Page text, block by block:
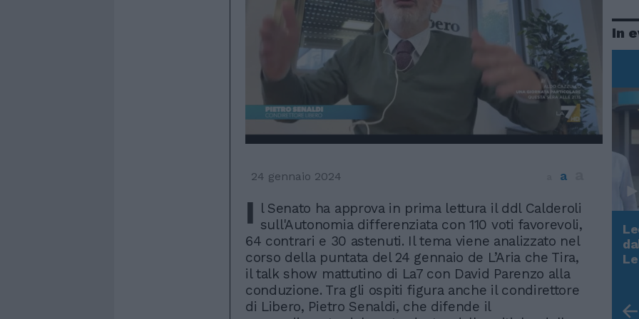
24 gennaio 2024 a
I l Senato ha approva in prima lettura il ddl Calderoli
sull'Autonomia differenziata con 110 voti favorevoli,
64 contrari e 30 astenuti. Il tema viene analizzato nel
corso della puntata del 24 gennaio de L’Aria che Tira,
il talk show mattutino di La7 con David Parenzo alla
conduzione. Tra gli ospiti figura anche il condirettore
di Libero, Pietro Senaldi, che difende il
In
Rudy Giuliani a Come States?
Trump, Meloni e la strategia
americana